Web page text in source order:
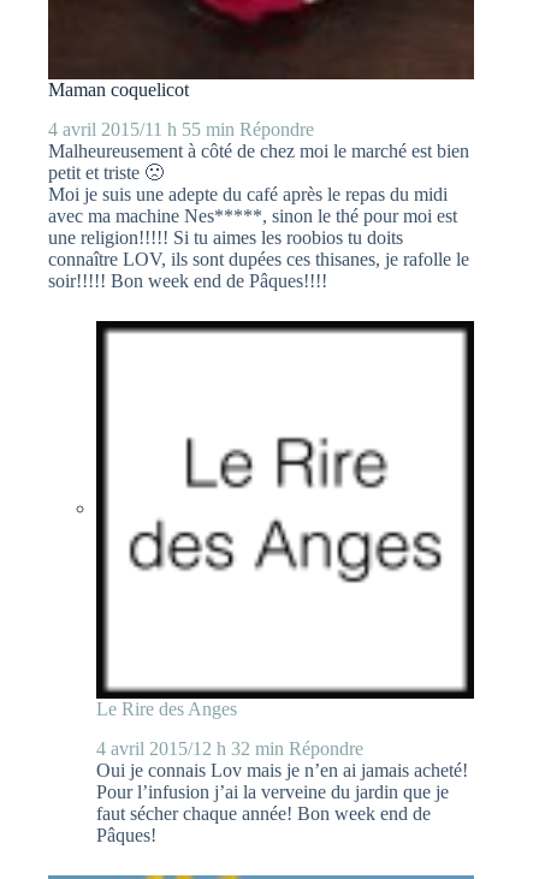
Maman coquelicot
4 avril 2015/11 h 55 min Répondre
Malheureusement à côté de chez moi le marché est bien
petit et triste 🙁
Moi je suis une adepte du café après le repas du midi
avec ma machine Nes*****, sinon le thé pour moi est
une religion!!!!! Si tu aimes les roobios tu doits
connaître LOV, ils sont dupées ces thisanes, je rafolle le
soir!!!!! Bon week end de Pâques!!!!
Le Rire des Anges
4 avril 2015/12 h 32 min Répondre
Oui je connais Lov mais je n’en ai jamais acheté!
Pour l’infusion j’ai la verveine du jardin que je
faut sécher chaque année! Bon week end de
Pâques!